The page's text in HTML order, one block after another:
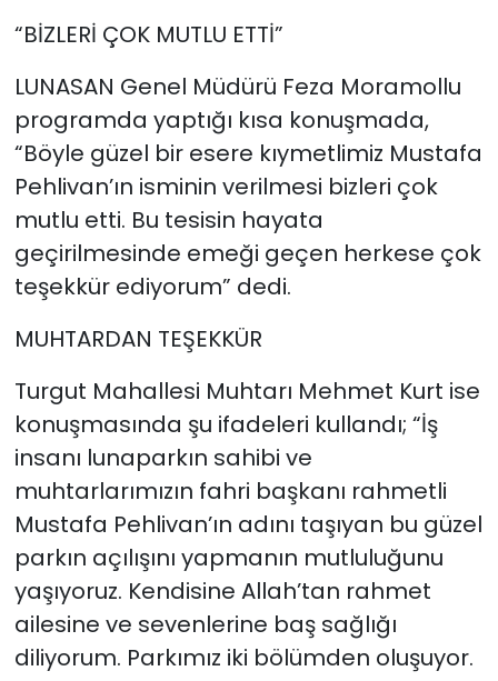
“BİZLERİ ÇOK MUTLU ETTİ”
LUNASAN Genel Müdürü Feza Moramollu
programda yaptığı kısa konuşmada,
“Böyle güzel bir esere kıymetlimiz Mustafa
Pehlivan’ın isminin verilmesi bizleri çok
mutlu etti. Bu tesisin hayata
geçirilmesinde emeği geçen herkese çok
teşekkür ediyorum” dedi.
MUHTARDAN TEŞEKKÜR
Turgut Mahallesi Muhtarı Mehmet Kurt ise
konuşmasında şu ifadeleri kullandı; “İş
insanı lunaparkın sahibi ve
muhtarlarımızın fahri başkanı rahmetli
Mustafa Pehlivan’ın adını taşıyan bu güzel
parkın açılışını yapmanın mutluluğunu
yaşıyoruz. Kendisine Allah’tan rahmet
ailesine ve sevenlerine baş sağlığı
diliyorum. Parkımız iki bölümden oluşuyor.